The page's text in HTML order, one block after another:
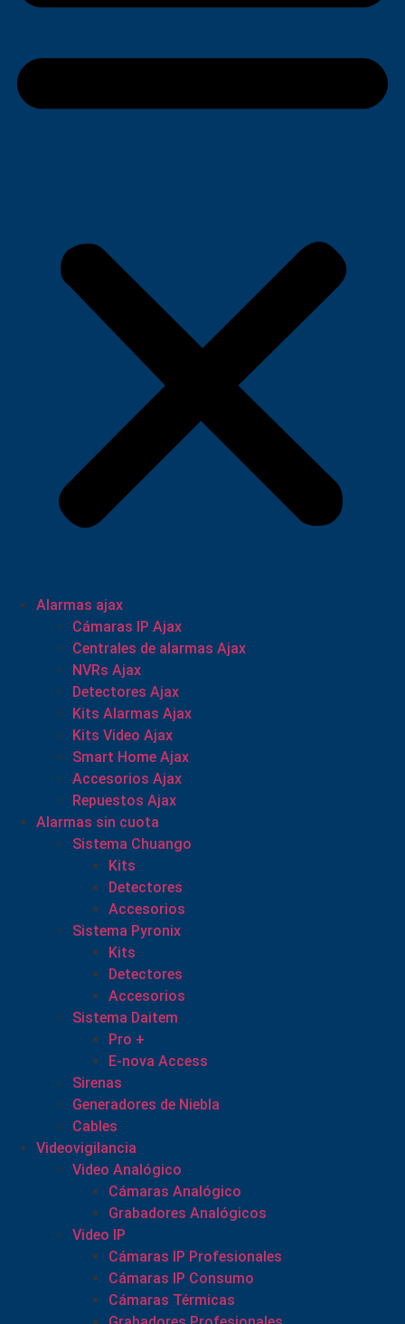
Alarmas ajax
Cámaras IP Ajax
Centrales de alarmas Ajax
NVRs Ajax
Detectores Ajax
Kits Alarmas Ajax
Kits Video Ajax
Smart Home Ajax
Accesorios Ajax
Repuestos Ajax
Alarmas sin cuota
Sistema Chuango
Kits
Detectores
Accesorios
Sistema Pyronix
Kits
Detectores
Accesorios
Sistema Daitem
Pro +
E-nova Access
Sirenas
Generadores de Niebla
Cables
Videovigilancia
Video Analógico
Cámaras Analógico
Grabadores Analógicos
Video IP
Cámaras IP Profesionales
Cámaras IP Consumo
Cámaras Térmicas